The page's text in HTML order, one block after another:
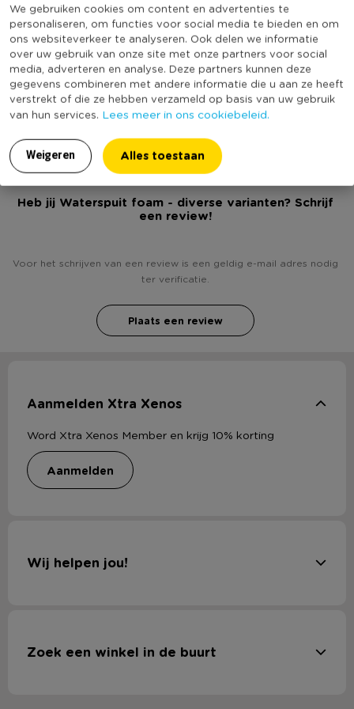
We gebruiken cookies om content en advertenties te
personaliseren, om functies voor social media te bieden en om
ons websiteverkeer te analyseren. Ook delen we informatie
over uw gebruik van onze site met onze partners voor social
media, adverteren en analyse. Deze partners kunnen deze
gegevens combineren met andere informatie die u aan ze heeft
verstrekt of die ze hebben verzameld op basis van uw gebruik
van hun services. Lees meer in ons cookiebeleid.
Weigeren Alles toestaan
buurt!
Online Only
Nee
Diameter (cm)
8,7
Producthoogte (cm)
8,8
Kleur
Multikleur
Duurzaamheidsscore
(Nog) geen score
Heb jij Waterspuit foam - diverse varianten? Schrijf
een review!
Voor het schrijven van een review is een geldig e-mail adres nodig
ter verificatie.
Plaats een review
Aanmelden Xtra Xenos
Word Xtra Xenos Member en krijg 10% korting
aanmelden
Wij helpen jou!
Zoek een winkel in de buurt